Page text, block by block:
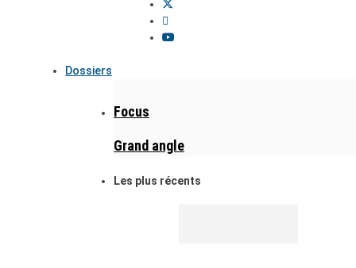
Dossiers
Focus
Grand angle
Les plus récents